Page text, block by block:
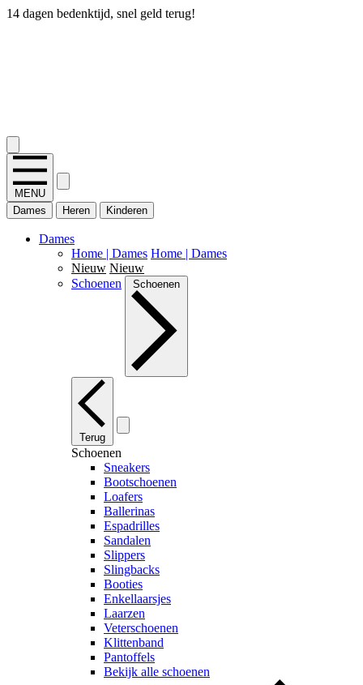
14 dagen bedenktijd, snel geld terug!
MENU
Dames
Heren Kinderen
Dames
Home | Dames Home | Dames
Nieuw Nieuw
Schoenen
Schoenen
Terug
Schoenen
Sneakers
Bootschoenen
Loafers
Ballerinas
Espadrilles
Sandalen
Slippers
Slingbacks
Booties
Enkellaarsjes
Laarzen
Veterschoenen
Klittenband
Pantoffels
Bekijk alle schoenen